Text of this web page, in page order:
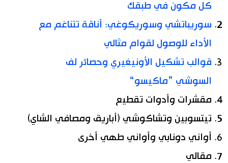
كل مكون في طبقك
سوريباتشي وسوريكوغي: أناقة تتناغم مع
الأداء للوصول لقوام مثالي
قوالب تشكيل الأونيغيري وحصائر لف
السوشي ”ماكيسو“
مقشرات وأدوات تقطيع
تيتسوبين وتشاكوشي (أباريق ومصافي الشاي)
أواني دونابي وأواني طهي أخرى
مقالي